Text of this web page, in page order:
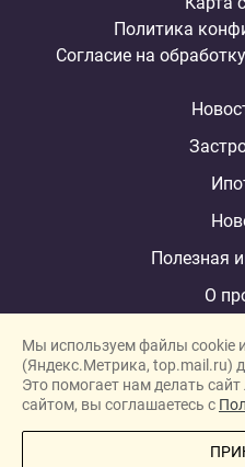
Политика
Согласие на
Полезная
О
New
New
Мы используем файлы cookie
(Яндекс.Метрика, top.mail.ru)
Это помогает нам делать
сайтом, вы соглашаетесь с